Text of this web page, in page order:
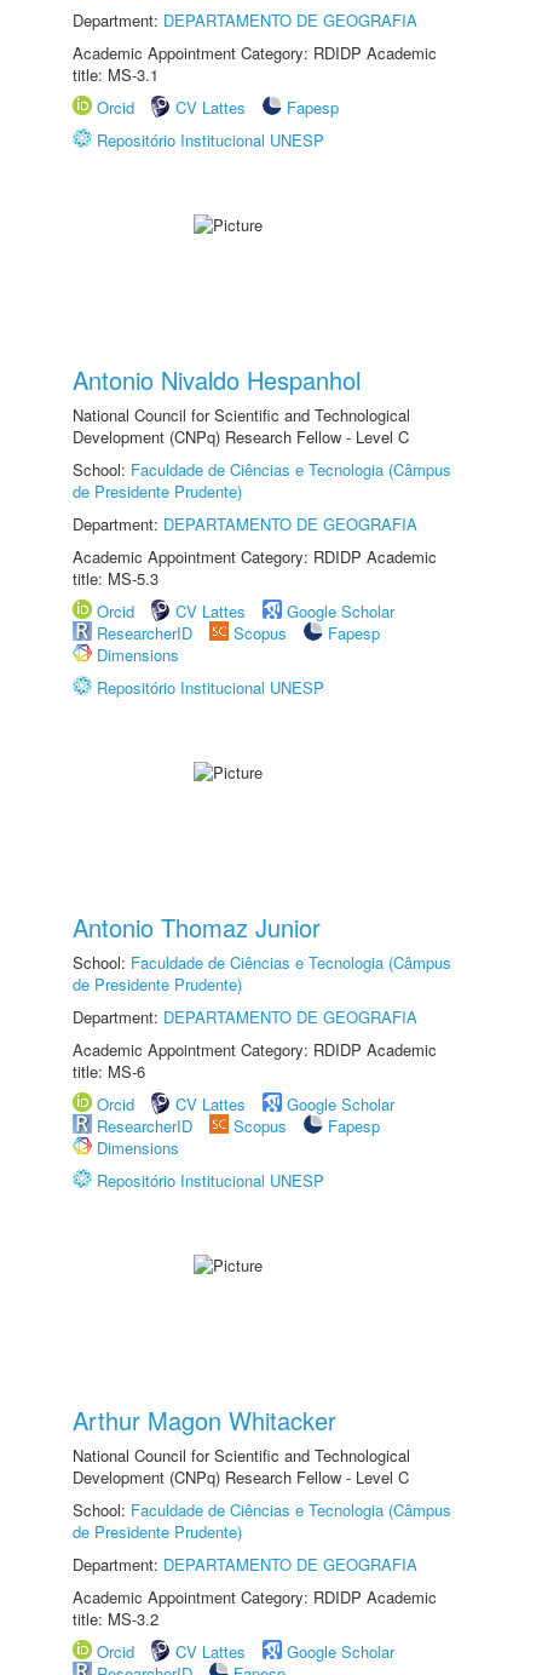
Department: DEPARTAMENTO DE GEOGRAFIA
Academic Appointment Category: RDIDP Academic
title: MS-3.1
Orcid
CV Lattes
Fapesp
Repositório Institucional UNESP
Antonio Nivaldo Hespanhol
National Council for Scientific and Technological
Development (CNPq) Research Fellow - Level C
School: Faculdade de Ciências e Tecnologia (Câmpus
de Presidente Prudente)
Department: DEPARTAMENTO DE GEOGRAFIA
Academic Appointment Category: RDIDP Academic
title: MS-5.3
Orcid
CV Lattes
Google Scholar
ResearcherID
Scopus
Fapesp
Dimensions
Repositório Institucional UNESP
Antonio Thomaz Junior
School: Faculdade de Ciências e Tecnologia (Câmpus
de Presidente Prudente)
Department: DEPARTAMENTO DE GEOGRAFIA
Academic Appointment Category: RDIDP Academic
title: MS-6
Orcid
CV Lattes
Google Scholar
ResearcherID
Scopus
Fapesp
Dimensions
Repositório Institucional UNESP
Arthur Magon Whitacker
National Council for Scientific and Technological
Development (CNPq) Research Fellow - Level C
School: Faculdade de Ciências e Tecnologia (Câmpus
de Presidente Prudente)
Department: DEPARTAMENTO DE GEOGRAFIA
Academic Appointment Category: RDIDP Academic
title: MS-3.2
Orcid
CV Lattes
Google Scholar